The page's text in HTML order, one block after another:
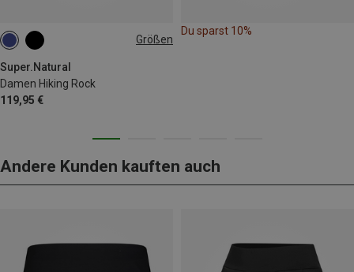
Größen
Super.Natural
Damen Hiking Rock
119,95 €
XS S
Du sparst 10%
Andere Kunden kauften auch